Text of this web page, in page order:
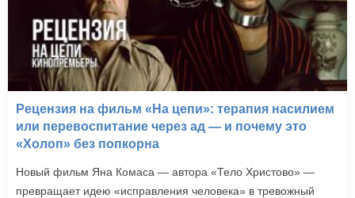
Рецензия на фильм «На цепи»: терапия насилием
или перевоспитание через ад — и почему это
«Холоп» без попкорна
Новый фильм Яна Комаса — автора «Тело Христово» —
превращает идею «исправления человека» в тревожный